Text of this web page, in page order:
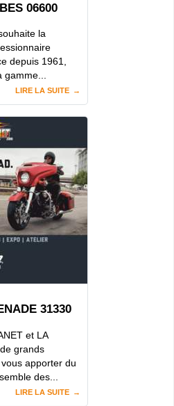
06600
la
depuis 1961,
gamme...
LIRE LA SUITE
31330
et LA
grands
apporter du
des...
LIRE LA SUITE